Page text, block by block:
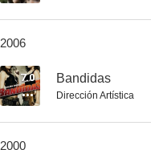
2006
7.0 Bandidas
Dirección Artística
2000